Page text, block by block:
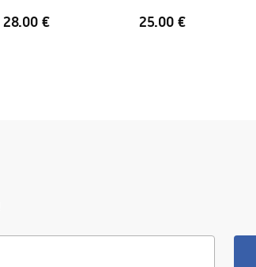
28.00 € 25.00 €